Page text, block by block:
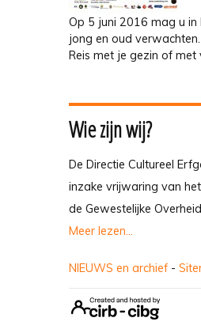
Op 5 juni 2016 mag u in
jong en oud
Reis met je gezin of met
Wie zijn wij?
De Directie Cultureel
inzake vrijwaring van
de Gewestelijke
Meer lezen...
NIEUWS en archief -